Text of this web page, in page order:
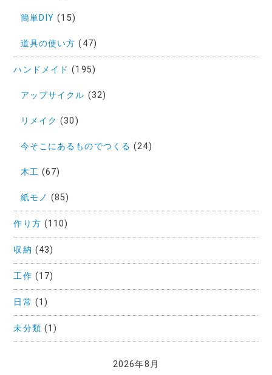
簡単DIY (15)
道具の使い方 (47)
ハンドメイド (195)
アップサイクル (32)
リメイク (30)
今そこにあるものでつくる (24)
木工 (67)
紙モノ (85)
作り方 (110)
収納 (43)
工作 (17)
日常 (1)
未分類 (1)
2026年8月